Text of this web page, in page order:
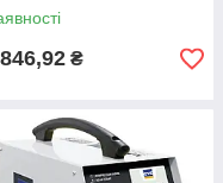
₴